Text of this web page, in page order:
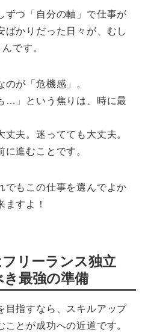
ずつ「自分の軸」で仕事が
ばかりだった日々が、むし
です。
が「危機感」。
…」という焦りは、時に最
夫。迷ってても大丈夫。
進むことです。
でもこの仕事を選んでよか
ますよ！
フリーランス独立
最強の準備
目指すなら、スキルアップ
とが成功への近道です。